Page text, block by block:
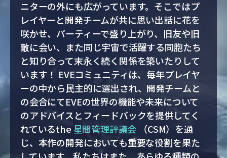
ニターの外にも広がっています。そこではプ
レイヤーと開発チームが共に思い出話に花を
咲かせ、パーティーで盛り上がり、旧友や旧
敵に会い、また同じ宇宙で活躍する同胞たち
と知り合って末永く続く関係を築いたりして
います！ EVEコミュニティは、毎年プレイヤ
ーの中から民主的に選出され、開発チームと
の会合にてEVEの世界の機能や未来について
のアドバイスとフィードバックを提供してく
れているthe星間管理評議会 （CSM）を通
じ、本作の開発においても重要な役割を果た